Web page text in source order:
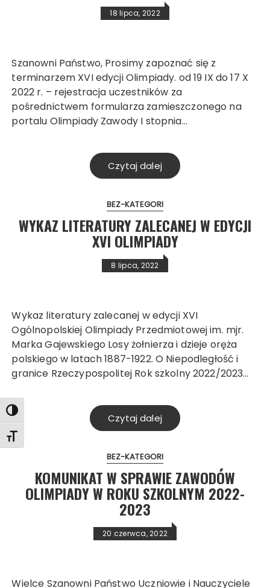
Toggle High Contrast
Toggle Font size
18 lipca, 2022
Szanowni Państwo, Prosimy zapoznać się z
terminarzem XVI edycji Olimpiady. od 19 IX do 17 X
2022 r. – rejestracja uczestników za
pośrednictwem formularza zamieszczonego na
portalu Olimpiady Zawody I stopnia…
Czytaj dalej
BEZ-KATEGORI
WYKAZ LITERATURY ZALECANEJ W EDYCJI
XVI OLIMPIADY
8 lipca, 2022
Wykaz literatury zalecanej w edycji XVI
Ogólnopolskiej Olimpiady Przedmiotowej im. mjr.
Marka Gajewskiego Losy żołnierza i dzieje oręża
polskiego w latach 1887-1922. O Niepodległość i
granice Rzeczypospolitej Rok szkolny 2022/2023…
Czytaj dalej
BEZ-KATEGORI
KOMUNIKAT W SPRAWIE ZAWODÓW
OLIMPIADY W ROKU SZKOLNYM 2022-
2023
20 czerwca, 2022
Wielce Szanowni Państwo Uczniowie i Nauczyciele